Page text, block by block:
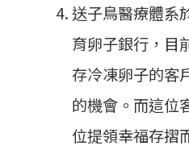
送子鳥醫療體系
育卵子銀行，目
存冷凍卵子的客
的機會。而這位
位提領幸福存摺